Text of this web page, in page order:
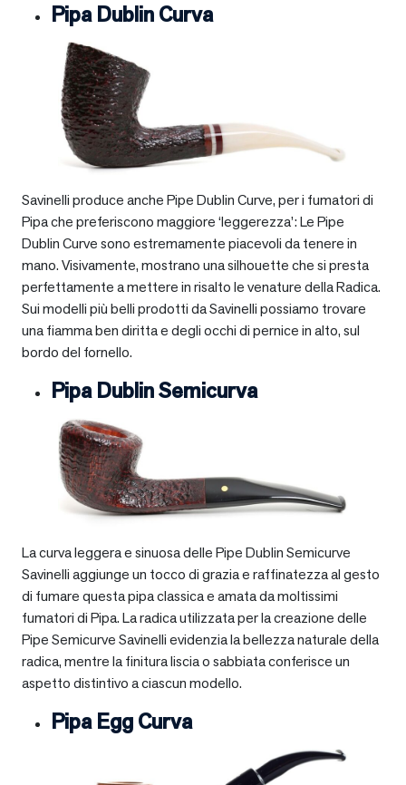
Pipa Dublin Curva
Savinelli produce anche Pipe Dublin Curve, per i fumatori di
Pipa che preferiscono maggiore ‘leggerezza’: Le Pipe
Dublin Curve sono estremamente piacevoli da tenere in
mano. Visivamente, mostrano una silhouette che si presta
perfettamente a mettere in risalto le venature della Radica.
Sui modelli più belli prodotti da Savinelli possiamo trovare
una fiamma ben diritta e degli occhi di pernice in alto, sul
bordo del fornello.
Pipa Dublin Semicurva
La curva leggera e sinuosa delle Pipe Dublin Semicurve
Savinelli aggiunge un tocco di grazia e raffinatezza al gesto
di fumare questa pipa classica e amata da moltissimi
fumatori di Pipa. La radica utilizzata per la creazione delle
Pipe Semicurve Savinelli evidenzia la bellezza naturale della
radica, mentre la finitura liscia o sabbiata conferisce un
aspetto distintivo a ciascun modello.
Pipa Egg Curva